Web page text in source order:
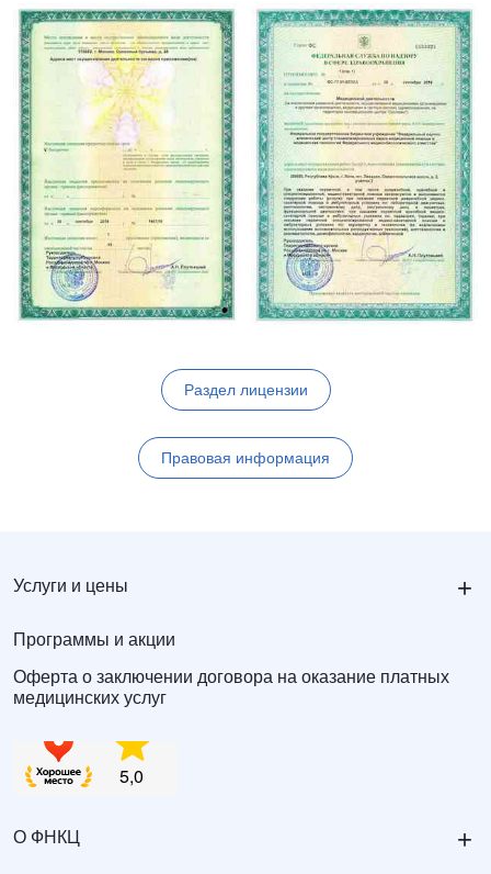
Раздел лицензии
Правовая информация
Услуги и цены +
Программы и акции
Оферта о заключении договора на оказание платных
медицинских услуг
О ФНКЦ +